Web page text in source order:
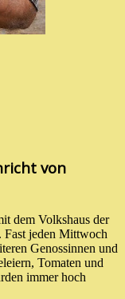
von
dem Volkshaus der
Fast jeden Mittwoch
Genossinnen und
Tomaten und
immer hoch